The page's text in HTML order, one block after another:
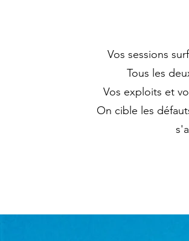
Vos sessions
Tous les
Vos exploits et
On cible les